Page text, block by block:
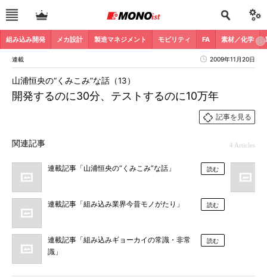
組み込み開発 メカ設計 製造マネジメント モビリティ FA 素材／化学
連載 2009年11月20日
開発するのに30分、テストするのに10万年
山浦恒央の“くみこみ”な話（13）
記事を見る
関連記事 4 Articles
連載記事「山浦恒央の“くみこみ”な話」 読む
連載記事「組み込み業界今昔モノがたり」 読む
連載記事「組み込みギョーカイの常識・非常
識」
読む